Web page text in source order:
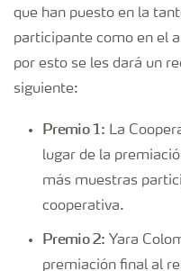
que han puesto en la
participante como en el
por esto se les dará un
siguiente:
Premio 1: La
lugar de la
más muestras
cooperativa.
Premio 2: Yara
premiación final al